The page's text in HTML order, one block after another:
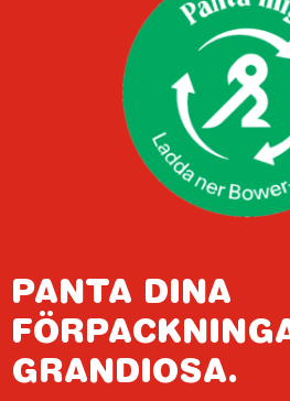
PANTA DINA
GRANDIOSA.